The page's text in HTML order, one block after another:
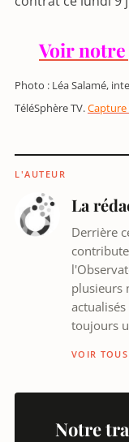
Voir
Photo : Léa Salamé,
TéléSphère TV.Capture
L'AUTEUR
La
Derrière
plusieurs
toujours
VOIR
Notre